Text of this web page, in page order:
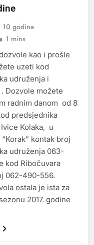
10 godina
1 mins
kao i prošle
uzeti kod
udruženja i
Dozvole možete
radnim danom od 8
predsjednika
Kolaka, u
kontak broj
udruženja 063-
kod Ribočuvara
062-490-556.
ostala je ista za
2017. godine